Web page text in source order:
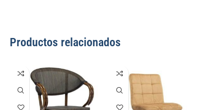
Productos relacionados